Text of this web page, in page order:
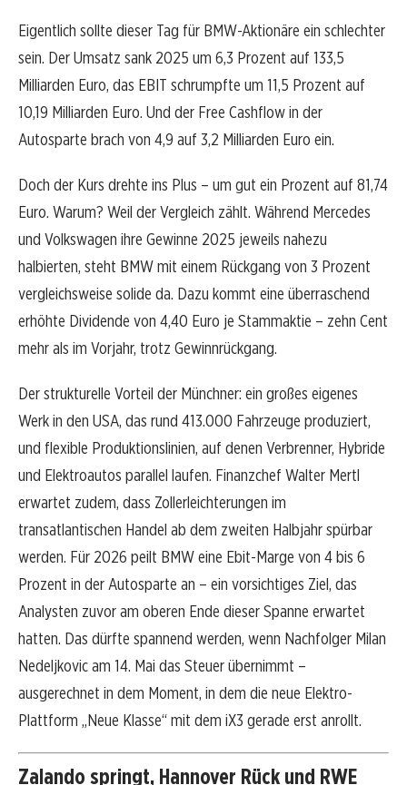
Eigentlich sollte dieser Tag für BMW-Aktionäre ein schlechter
sein. Der Umsatz sank 2025 um 6,3 Prozent auf 133,5
Milliarden Euro, das EBIT schrumpfte um 11,5 Prozent auf
10,19 Milliarden Euro. Und der Free Cashflow in der
Autosparte brach von 4,9 auf 3,2 Milliarden Euro ein.
Doch der Kurs drehte ins Plus – um gut ein Prozent auf 81,74
Euro. Warum? Weil der Vergleich zählt. Während Mercedes
und Volkswagen ihre Gewinne 2025 jeweils nahezu
halbierten, steht BMW mit einem Rückgang von 3 Prozent
vergleichsweise solide da. Dazu kommt eine überraschend
erhöhte Dividende von 4,40 Euro je Stammaktie – zehn Cent
mehr als im Vorjahr, trotz Gewinnrückgang.
Der strukturelle Vorteil der Münchner: ein großes eigenes
Werk in den USA, das rund 413.000 Fahrzeuge produziert,
und flexible Produktionslinien, auf denen Verbrenner, Hybride
und Elektroautos parallel laufen. Finanzchef Walter Mertl
erwartet zudem, dass Zollerleichterungen im
transatlantischen Handel ab dem zweiten Halbjahr spürbar
werden. Für 2026 peilt BMW eine Ebit-Marge von 4 bis 6
Prozent in der Autosparte an – ein vorsichtiges Ziel, das
Analysten zuvor am oberen Ende dieser Spanne erwartet
hatten. Das dürfte spannend werden, wenn Nachfolger Milan
Nedeljkovic am 14. Mai das Steuer übernimmt –
ausgerechnet in dem Moment, in dem die neue Elektro-
Plattform „Neue Klasse“ mit dem iX3 gerade erst anrollt.
Zalando springt, Hannover Rück und RWE